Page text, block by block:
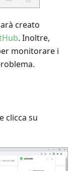
creato
. Inoltre,
monitorare i
e clicca su